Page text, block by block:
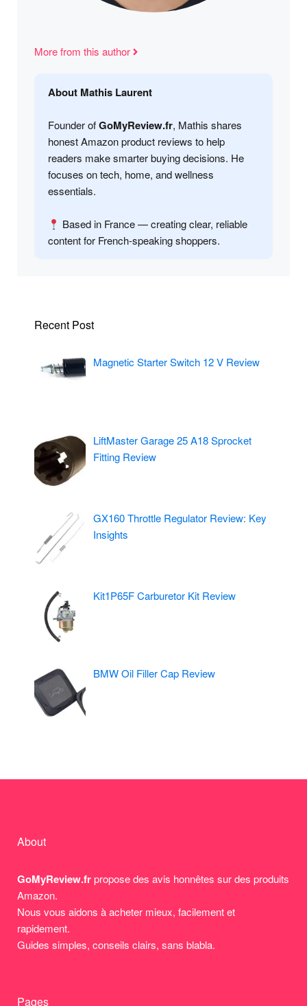
More from this author
About Mathis Laurent
Founder ofGoMyReview.fr, Mathis shares
honest Amazon product reviews to help
readers make smarter buying decisions. He
focuses on tech, home, and wellness
essentials.
Based in France — creating clear, reliable
content for French-speaking shoppers.
Recent Post
Magnetic Starter Switch 12 V Review
LiftMaster Garage 25 A18 Sprocket
Fitting Review
GX160 Throttle Regulator Review: Key
Insights
Kit1P65F Carburetor Kit Review
BMW Oil Filler Cap Review
About
GoMyReview.frpropose des avis honnêtes sur des produits
Amazon.
Nous vous aidons à acheter mieux, facilement et
rapidement.
Guides simples, conseils clairs, sans blabla.
Pages